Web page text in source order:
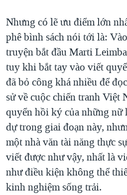
Nhưng có lẽ ưu điểm lớn
phê bình sách nói tới là:
truyện bắt đầu Marti
tuy khi bắt tay vào viết
đã bỏ công khá nhiều để
sử về cuộc chiến tranh Việt
quyển hồi ký của những
dự trong giai đoạn này,
một nhà văn tài năng thực
viết được như vậy, nhất là
như điều kiện không thể
kinh nghiệm sống trải.